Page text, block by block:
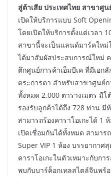
สู่ต้าเสีย ประเทศไทย สาขาศู
เปิดให้บริการแบบ Soft
โดยเปิดให้บริการตั้งแต่เวลา
สาขานี้จะเป็นแลนด์มาร์คใหม่
ได้มาสัมผัสประสบการณ์ใหม่
ตึกศูนย์การค้าเอ็มบีเค ที่มีเอ
ตระการตา สำหรับสาขาศูนย์
ทั้งหมด 2,000 ตารางเมตร มี
รองรับลูกค้าได้ถึง 728 ท่าน มี
สามารถร้องคาราโอเกะได้ 1
เปิดเชื่อมกันได้ทั้งหมด สามาร
Super VIP 1 ห้อง บรรยากาศ
คาราโอเกะในตัวเหมาะกับกา
พบกับบาร์ค็อกเทลสไตล์จีนพร้